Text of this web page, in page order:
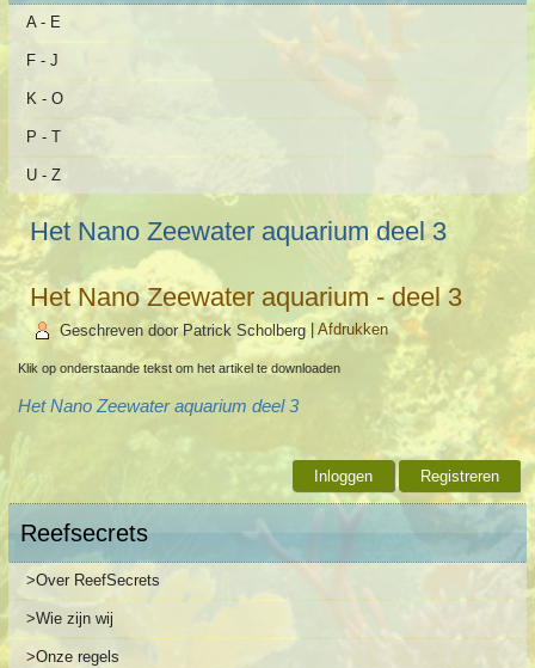
A - E
F - J
K - O
P - T
U - Z
Het Nano Zeewater aquarium deel 3
Het Nano Zeewater aquarium - deel 3
Geschreven door Patrick Scholberg |Afdrukken
Klik op onderstaande tekst om het artikel te downloaden
Het Nano Zeewater aquarium deel 3
Inloggen Registreren
Reefsecrets
>Over ReefSecrets
>Wie zijn wij
>Onze regels